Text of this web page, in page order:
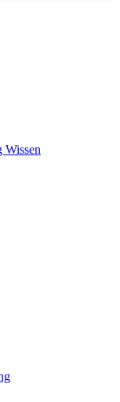
Wissen